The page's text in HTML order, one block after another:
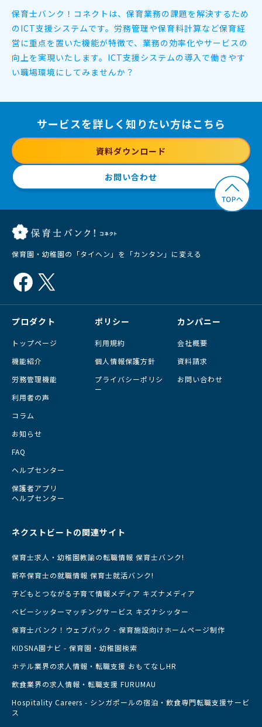
保育士バンク！コネクトは、保育業務の課題を解決するため
のICT支援システムです。 労務管理や保育料計算など保育経
営に重点を置いた機能が特徴で、 業務の効率化やサービスの
向上を実現いたします。 ICT支援システムの導入で働きやす
い職場環境にしてみませんか？
サービスを詳しく知りたい方はこちら
資料ダウンロード
お問い合わせ
保育園・幼稚園の「タイヘン」を「カンタン」に変える
プロダクト
トップページ
機能紹介
労務管理機能
利用者の声
コラム
お知らせ
FAQ
ヘルプセンター
保護者アプリ
ヘルプセンター
ポリシー
利用規約
個人情報保護方針
プライバシーポリシ
ー
カンパニー
会社概要
資料請求
お問い合わせ
ネクストビートの関連サイト
保育士求人・幼稚園教諭の転職情報 保育士バンク!
新卒保育士の就職情報 保育士就活バンク!
子どもとつながる子育て情報メディア キズナメディア
ベビーシッターマッチングサービス キズナシッター
保育士バンク！ウェブパック - 保育施設向けホームページ制作
KIDSNA園ナビ - 保育園・幼稚園検索
ホテル業界の求人情報・転職支援 おもてなしHR
飲食業界の求人情報・転職支援 FURUMAU
Hospitality Careers - シンガポールの宿泊・飲食専門転職支援サービ
ス